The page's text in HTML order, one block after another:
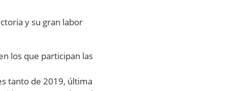
y su gran labor
los que participan las
tanto de 2019, última